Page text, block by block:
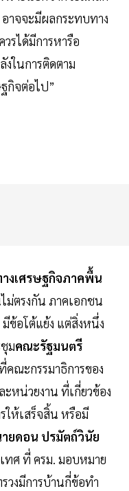
าจจะมีผลกระทบทาง
รได้มีการหารือ
ในการติดตาม
กิจต่อไป”
งเศรษฐกิจภาคพื้น
ม่ตรงกัน ภาคเอกชน
ข้อโต้แย้ง แต่สิ่งหนึ่ง
มคณะรัฐมนตรี
คณะกรรมาธิการของ
ะหน่วยงาน ที่เกี่ยวข้อง
ให้เสร็จสิ้น หรือมี
ยดอน ปรมัตถ์วินัย
ทศ ที่ ครม. มอบหมาย
วงมีการบ้านกี่ข้อทำ